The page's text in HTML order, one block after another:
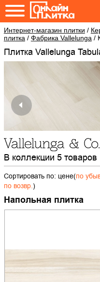
Интернет-магазин плитки /
плитка / Фабрика Vallelunga /
Плитка Vallelunga
В коллекции 5 товаров
Сортировать по: цене(по
по возвр.)
Напольная плитка